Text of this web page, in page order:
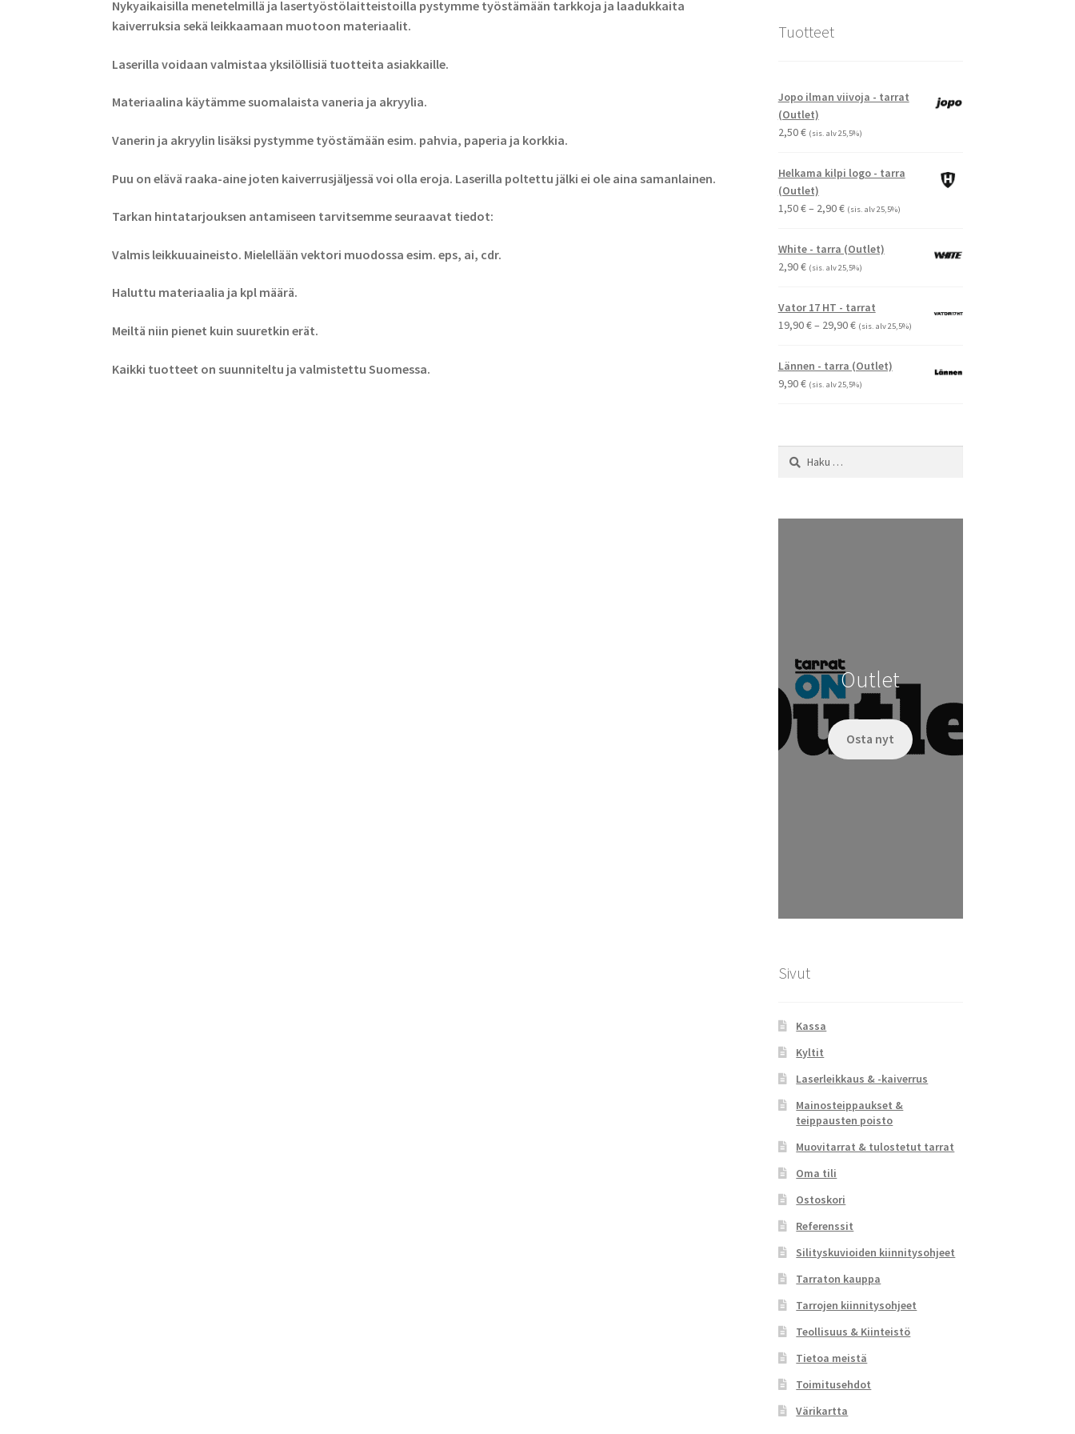
Nykyaikaisilla menetelmillä ja lasertyöstölaitteistoilla pystymme työstämään tarkkoja ja laadukkaita
kaiverruksia sekä leikkaamaan muotoon materiaalit.
Laserilla voidaan valmistaa yksilöllisiä tuotteita asiakkaille.
Materiaalina käytämme suomalaista vaneria ja akryylia.
Vanerin ja akryylin lisäksi pystymme työstämään esim. pahvia, paperia ja korkkia.
Puu on elävä raaka-aine joten kaiverrusjäljessä voi olla eroja. Laserilla poltettu jälki ei ole aina samanlainen.
Tarkan hintatarjouksen antamiseen tarvitsemme seuraavat tiedot:
Valmis leikkuuaineisto. Mielellään vektori muodossa esim. eps, ai, cdr.
Haluttu materiaalia ja kpl määrä.
Meiltä niin pienet kuin suuretkin erät.
Kaikki tuotteet on suunniteltu ja valmistettu Suomessa.
Tuotteet
Jopo ilman viivoja - tarrat
(Outlet)
2,50€ (sis. alv 25,5%)
Helkama kilpi logo - tarra
(Outlet)
1,50€– 2,90€Hintaluokka:
-
(sis. alv 25,5%)
White - tarra (Outlet)
2,90€ (sis. alv 25,5%)
Vator 17 HT - tarrat
19,90€– 29,90€Hintaluokka:
-
(sis. alv 25,5%)
Lännen - tarra (Outlet)
9,90€ (sis. alv 25,5%)
Haku:
Outlet
Osta nyt
Sivut
Kassa
Kyltit
Laserleikkaus & -kaiverrus
Mainosteippaukset &
teippausten poisto
Muovitarrat & tulostetut tarrat
Oma tili
Ostoskori
Referenssit
Silityskuvioiden kiinnitysohjeet
Tarraton kauppa
Tarrojen kiinnitysohjeet
Teollisuus & Kiinteistö
Tietoa meistä
Toimitusehdot
Värikartta